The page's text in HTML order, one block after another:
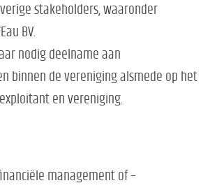
stakeholders, waaronder
BV.
nodig deelname aan
binnen de vereniging alsmede op het
en vereniging.
management of –